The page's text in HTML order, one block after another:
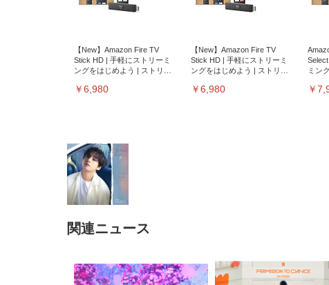
【New】Amazon Fire TV
Stick HD | 手軽にストリーミ
ングをはじめよう | ストリー
￥6,980
【New】Amazon Fire TV
Stick HD | 手軽にストリーミ
ングをはじめよう | ストリー
￥6,980
ミン
￥
子 テレワーク 疲れない 跳ね
上げ式アームレスト コンパク
ト 約105度ロッキング pc 事務
／デスクチェア メッシュチェ
ア 人間工学 疲れない ブラッ
ク
チェ
チェ
度ロ
EV3240X-WT | 31.5型4K
UHD・USB Type-C・ホワイ
EV2740X-WT | 27.0型4K
UHD・USB Type-C・ホワイ
ク付き（
ーツ 薄型 レギュラー 1回使い
捨て 無香料 ホワイト 300枚
ーツ 厚型 ワイド 42枚x2袋(84
枚) ホワイト(吸収面:ライトブ
ルー)
ツ L
￥
関連ニュース